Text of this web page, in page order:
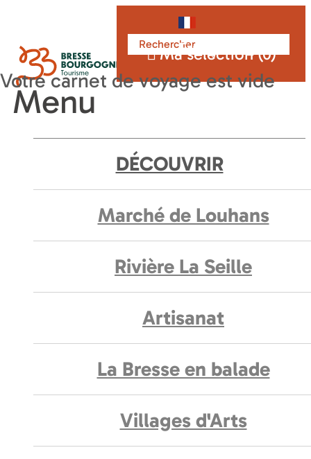
Français
Ma sélection (0)
Menu
DÉCOUVRIR
Marché de Louhans
Rivière La Seille
Artisanat
La Bresse en balade
Villages d'Arts